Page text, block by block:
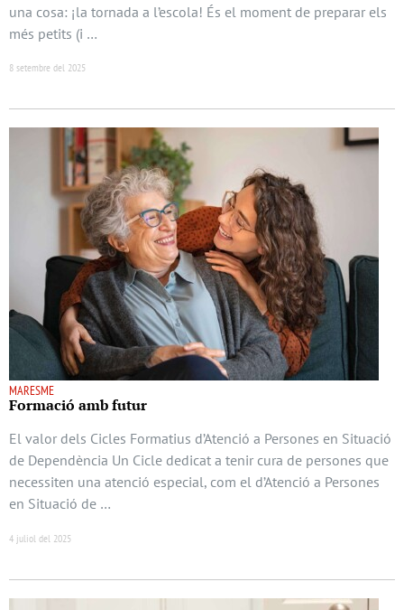
una cosa: ¡la tornada a l’escola! És el moment de preparar els
més petits (i …
8 setembre del 2025
MARESME
Formació amb futur
El valor dels Cicles Formatius d’Atenció a Persones en Situació
de Dependència Un Cicle dedicat a tenir cura de persones que
necessiten una atenció especial, com el d’Atenció a Persones
en Situació de …
4 juliol del 2025